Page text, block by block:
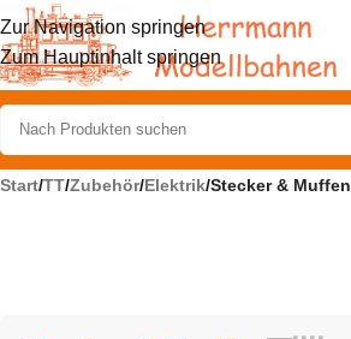
Zur Navigation springen
Zum Hauptinhalt springen
Start/TT/Zubehör/Elektrik/Stecker & Muffen